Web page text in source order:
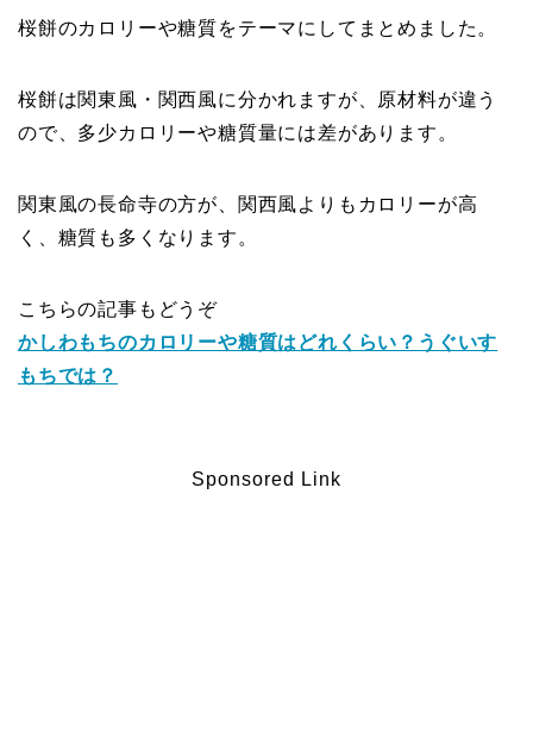
桜餅のカロリーや糖質をテーマにしてまとめました。
桜餅は関東風・関西風に分かれますが、原材料が違う
ので、多少カロリーや糖質量には差があります。
関東風の長命寺の方が、関西風よりもカロリーが高
く、糖質も多くなります。
こちらの記事もどうぞ
かしわもちのカロリーや糖質はどれくらい？うぐいす
もちでは？
Sponsored Link